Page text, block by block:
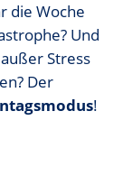
die Woche
Und
Stress
Der
!